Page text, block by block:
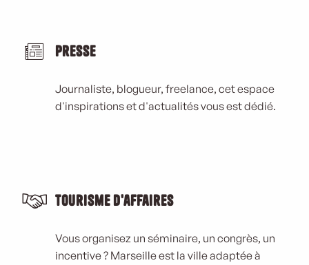
Presse
Journaliste, blogueur, freelance, cet espace
d'inspirations et d'actualités vous est dédié.
Tourisme d'affaires
Vous organisez un séminaire, un congrès, un
incentive ? Marseille est la ville adaptée à